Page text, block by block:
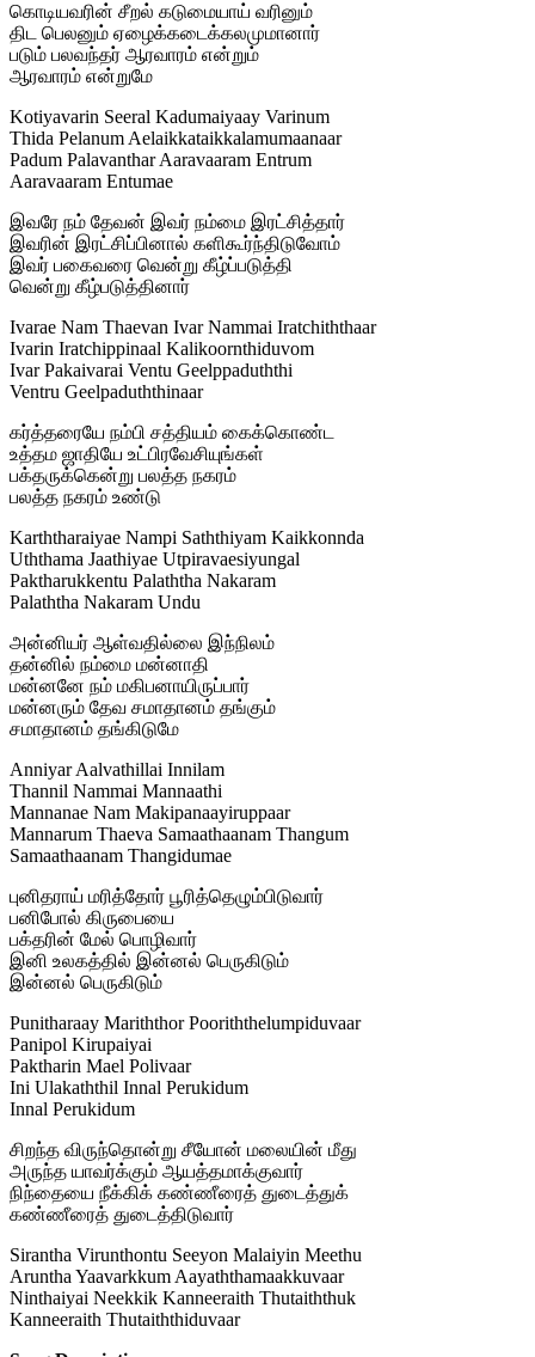
கொடியவரின் சீறல் கடுமையாய் வரினும்
திட பெலனும் ஏழைக்கடைக்கலமுமானார்
படும் பலவந்தர் ஆரவாரம் என்றும்
ஆரவாரம் என்றுமே
Kotiyavarin Seeral Kadumaiyaay Varinum
Thida Pelanum Aelaikkataikkalamumaanaar
Padum Palavanthar Aaravaaram Entrum
Aaravaaram Entumae
இவரே நம் தேவன் இவர் நம்மை இரட்சித்தார்
இவரின் இரட்சிப்பினால் களிகூர்ந்திடுவோம்
இவர் பகைவரை வென்று கீழ்ப்படுத்தி
வென்று கீழ்படுத்தினார்
Ivarae Nam Thaevan Ivar Nammai Iratchiththaar
Ivarin Iratchippinaal Kalikoornthiduvom
Ivar Pakaivarai Ventu Geelppaduththi
Ventru Geelpaduththinaar
கர்த்தரையே நம்பி சத்தியம் கைக்கொண்ட
உத்தம ஜாதியே உட்பிரவேசியுங்கள்
பக்தருக்கென்று பலத்த நகரம்
பலத்த நகரம் உண்டு
Karththaraiyae Nampi Saththiyam Kaikkonnda
Uththama Jaathiyae Utpiravaesiyungal
Paktharukkentu Palaththa Nakaram
Palaththa Nakaram Undu
அன்னியர் ஆள்வதில்லை இந்நிலம்
தன்னில் நம்மை மன்னாதி
மன்னனே நம் மகிபனாயிருப்பார்
மன்னரும் தேவ சமாதானம் தங்கும்
சமாதானம் தங்கிடுமே
Anniyar Aalvathillai Innilam
Thannil Nammai Mannaathi
Mannanae Nam Makipanaayiruppaar
Mannarum Thaeva Samaathaanam Thangum
Samaathaanam Thangidumae
புனிதராய் மரித்தோர் பூரித்தெழும்பிடுவார்
பனிபோல் கிருபையை
பக்தரின் மேல் பொழிவார்
இனி உலகத்தில் இன்னல் பெருகிடும்
இன்னல் பெருகிடும்
Punitharaay Mariththor Pooriththelumpiduvaar
Panipol Kirupaiyai
Paktharin Mael Polivaar
Ini Ulakaththil Innal Perukidum
Innal Perukidum
சிறந்த விருந்தொன்று சீயோன் மலையின் மீது
அருந்த யாவர்க்கும் ஆயத்தமாக்குவார்
நிந்தையை நீக்கிக் கண்ணீரைத் துடைத்துக்
கண்ணீரைத் துடைத்திடுவார்
Sirantha Virunthontu Seeyon Malaiyin Meethu
Aruntha Yaavarkkum Aayaththamaakkuvaar
Ninthaiyai Neekkik Kanneeraith Thutaiththuk
Kanneeraith Thutaiththiduvaar